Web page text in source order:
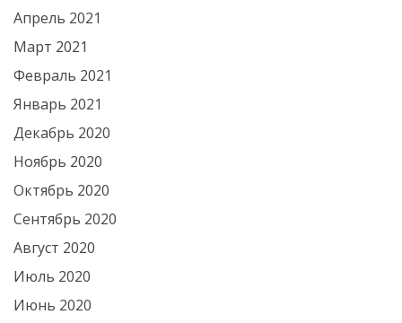
Апрель 2021
Март 2021
Февраль 2021
Январь 2021
Декабрь 2020
Ноябрь 2020
Октябрь 2020
Сентябрь 2020
Август 2020
Июль 2020
Июнь 2020